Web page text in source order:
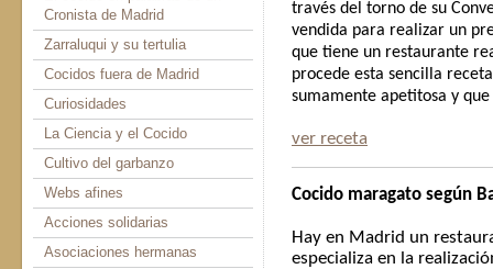
Cronista de Madrid
Zarraluqui y su tertulia
Cocidos fuera de Madrid
Curiosidades
La Ciencia y el Cocido
Cultivo del garbanzo
Webs afines
Acciones solidarias
Asociaciones hermanas
través del torno de su
vendida para realizar un
que tiene un restaurante
procede esta sencilla
sumamente apetitosa y
ver receta
Cocido maragato según
Hay en Madrid un
especializa en la